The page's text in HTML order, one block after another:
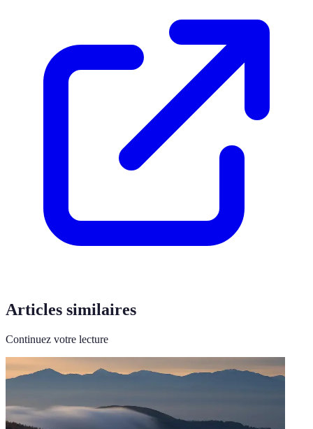
Articles similaires
Continuez votre lecture